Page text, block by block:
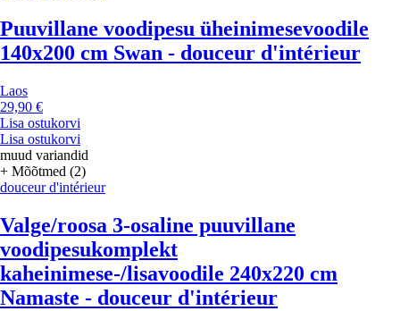
Puuvillane voodipesu üheinimesevoodile
140x200 cm Swan - douceur d'intérieur
Laos
29,90 €
Lisa ostukorvi
Lisa ostukorvi
muud variandid
+ Mõõtmed (2)
douceur d'intérieur
Valge/roosa 3-osaline puuvillane
voodipesukomplekt
kaheinimese-/lisavoodile 240x220 cm
Namaste - douceur d'intérieur